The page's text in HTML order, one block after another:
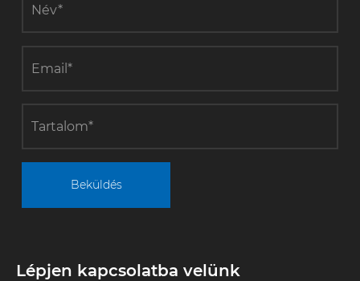
Beküldés
Lépjen kapcsolatba velünk